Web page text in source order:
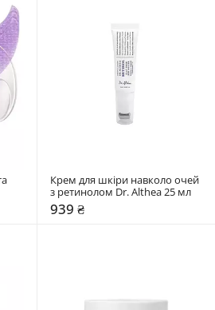
Крем для шкіри навколо очей
з ретинолом Dr. Althea 25 мл
939 ₴